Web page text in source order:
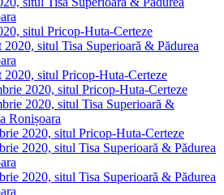
situl Pricop-Huta-Certeze
2020, situl Tisa Superioară & Pădurea
2020, situl Pricop-Huta-Certeze
2020, situl Pricop-Huta-Certeze
2020, situl Tisa Superioară &
Ronișoara
2020, situl Pricop-Huta-Certeze
2020, situl Tisa Superioară & Pădurea
2020, situl Tisa Superioară & Pădurea